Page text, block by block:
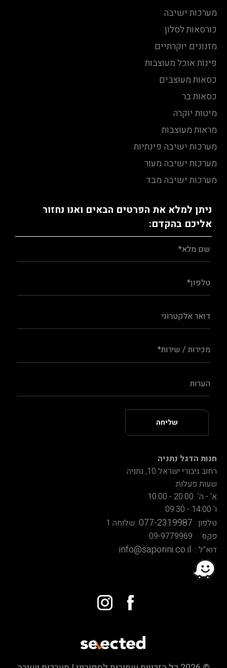
מערכות ישיבה
כורסאות לסלון
מזנונים יוקרתיים
פינות אוכל מעוצבות
כסאות מעוצבים
כסאות בר
מיטות יוקרה
מראות מעוצבות
מערכות ישיבה פינתיות
מערכות ישיבה מעור
מערכות ישיבה מבד
ניתן למלא את הפרטים הבאים ואנו נחזור
אליכם בהקדם:
חנות הדגל נתניה
רחוב גיבורי ישראל 10, נתניה
שעות פעלות:
א' - ה' 20:00 - 10:00
ו' 14:00 - 09:30
טלפון : 077-2319987 שלוחה 1
פקס : 09-9779969
דוא"ל : info@saporini.co.il